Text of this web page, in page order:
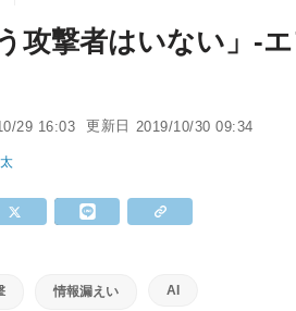
う攻撃者はいない」-
29 16:03 更新日 2019/10/30 09:34
情報漏えい AI